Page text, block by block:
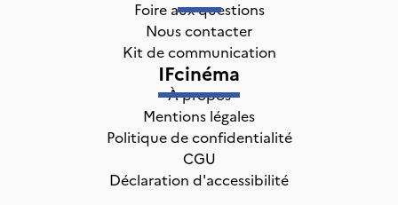
Foire aux questions
Nous contacter
Kit de communication
IFcinéma
À propos
Mentions légales
Politique de confidentialité
CGU
Déclaration d'accessibilité